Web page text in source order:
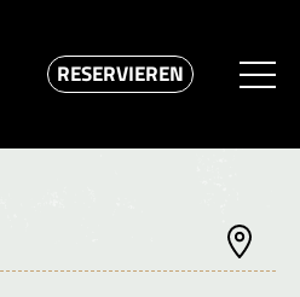
RESERVIEREN